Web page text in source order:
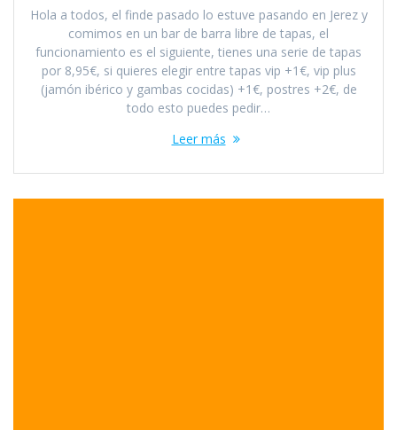
Hola a todos, el finde pasado lo estuve pasando en Jerez y
comimos en un bar de barra libre de tapas, el
funcionamiento es el siguiente, tienes una serie de tapas
por 8,95€, si quieres elegir entre tapas vip +1€, vip plus
(jamón ibérico y gambas cocidas) +1€, postres +2€, de
todo esto puedes pedir…
Leer más